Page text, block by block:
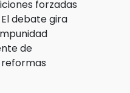
forzadas
debate gira
de